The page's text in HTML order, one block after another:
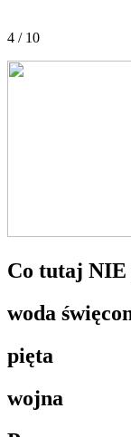
4 / 10
Co tutaj NIE
woda
pięta
wojna